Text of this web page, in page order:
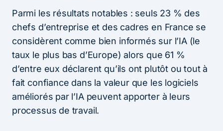
Parmi les résultats notables : seuls 23 % des
chefs d’entreprise et des cadres en France se
considèrent comme bien informés sur l’IA (le
taux le plus bas d’Europe) alors que 61 %
d’entre eux déclarent qu’ils ont plutôt ou tout à
fait confiance dans la valeur que les logiciels
améliorés par l’IA peuvent apporter à leurs
processus de travail.